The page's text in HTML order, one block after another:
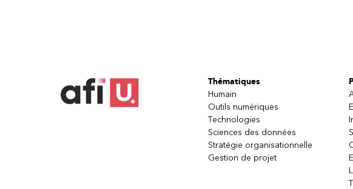
Thématiques
Humain
Outils numériques
Technologies
Sciences des données
Stratégie organisationnelle
Gestion de projet